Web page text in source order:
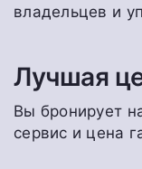
владельцев и
Лучшая
Вы бронирует
сервис и цена